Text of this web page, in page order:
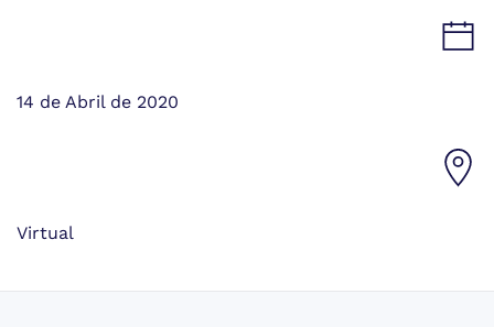
14 de Abril de 2020
Virtual